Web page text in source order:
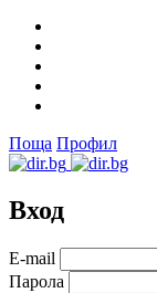
Поща Профил
Вход
Е-mail
Парола